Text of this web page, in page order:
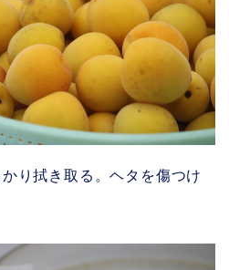
り拭き取る。ヘタを傷つけ